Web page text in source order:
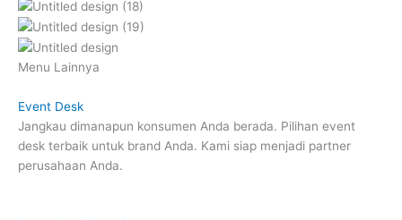
Menu Lainnya
Event Desk
Jangkau dimanapun konsumen Anda berada. Pilihan event
desk terbaik untuk brand Anda. Kami siap menjadi partner
perusahaan Anda.